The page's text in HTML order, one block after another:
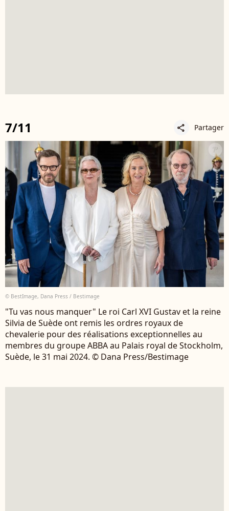
7/11 share Partager
© BestImage, Dana Press / Bestimage
"Tu vas nous manquer" Le roi Carl XVI Gustav et la reine
Silvia de Suède ont remis les ordres royaux de
chevalerie pour des réalisations exceptionnelles au
membres du groupe ABBA au Palais royal de Stockholm,
Suède, le 31 mai 2024. © Dana Press/Bestimage